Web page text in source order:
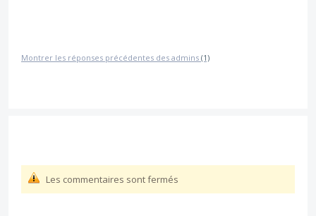
Montrer les réponses précédentes des admins (1)
Les commentaires sont fermés